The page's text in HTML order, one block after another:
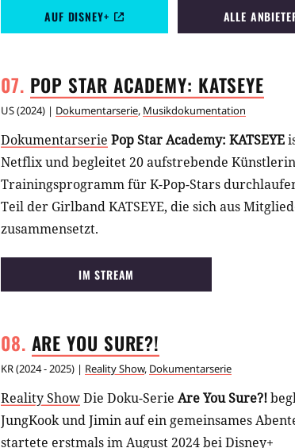
AUF DISNEY+ ALLE
POP STAR ACADEMY: KATSEYE
US(2024) | Dokumentarserie, Musikdokumentation
Dokumentarserie Pop Star Academy: KATSEYE
Netflix und begleitet 20 aufstrebende
Trainingsprogramm für K-Pop-Stars
Teil der Girlband KATSEYE, die sich aus
zusammensetzt.
IM STREAM
ARE YOU SURE?!
KR(2024 - 2025) | Reality Show, Dokumentarserie
Reality ShowDie Doku-Serie Are You Sure?!
JungKook und Jimin auf ein gemeinsames
startete erstmals im August 2024 bei Disney+